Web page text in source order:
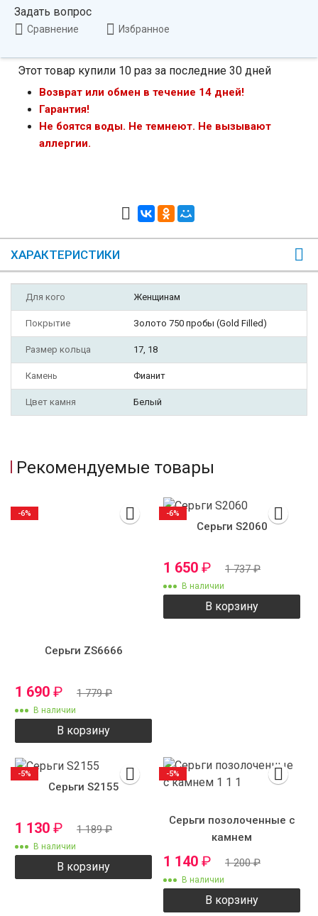
Задать вопрос
Сравнение Избранное
Этот товар купили 10 раз за последние 30 дней
Возврат или обмен в течение 14 дней!
Гарантия!
Не боятся воды. Не темнеют. Не вызывают
аллергии.
ХАРАКТЕРИСТИКИ
Для кого Женщинам
Покрытие Золото 750 пробы (Gold Filled)
Размер кольца 17, 18
Камень Фианит
Цвет камня Белый
Рекомендуемые товары
Серьги ZS6666
1 690 ₽ 1 779₽
В наличии
В корзину
-6%
Серьги S2060
1 650 ₽ 1 737₽
В наличии
В корзину
-6%
Серьги S2155
1 130 ₽ 1 189₽
В наличии
В корзину
-5%
Серьги позолоченные с
камнем
1 140 ₽ 1 200₽
В наличии
В корзину
-5%